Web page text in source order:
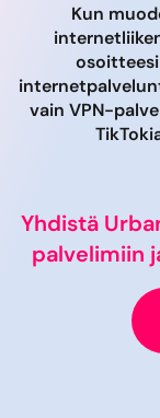
Kun
vain VPN-
Yhdistä
palvelimiin